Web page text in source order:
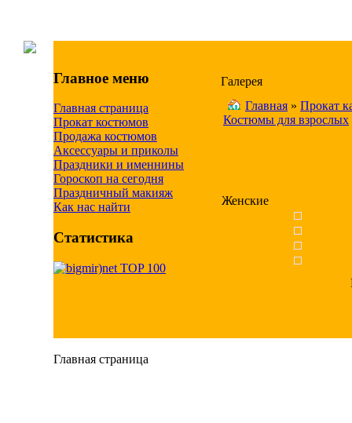
Главное меню
Главная страница
Прокат костюмов
Продажа костюмов
Аксессуары и приколы
Праздники и именнины
Гороскоп на сегодня
Праздничный макияж
Как нас найти
Статистика
Галерея
Главная » Прокат
Костюмы для взрослых
Женские
Главная страница